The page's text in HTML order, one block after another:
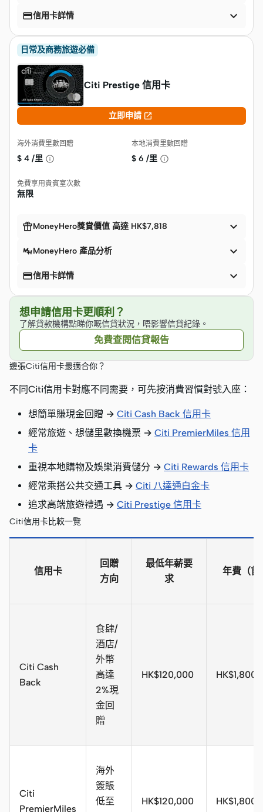
信用卡詳情 
日常及商務旅遊必備
Citi Prestige 信用卡
立即申請 
海外消費里數回贈
$ 4 /里
本地消費里數回贈
$ 6 /里
免費享用貴賓室次數
無限
MoneyHero獎賞價值 高達 HK$7,818 
MoneyHero 產品分析 
信用卡詳情 
想申請信用卡更順利？
了解貸款機構點睇你嘅信貸狀況，唔影響信貸紀錄。
免費查閱信貸報告
邊張Citi信用卡最適合你？
不同Citi信用卡對應不同需要，可先按消費習慣對號入座：
想簡單賺現金回贈 → Citi Cash Back 信用卡
經常旅遊、想儲里數換機票 → Citi PremierMiles 信用
卡
重視本地購物及娛樂消費儲分 → Citi Rewards 信用卡
經常乘搭公共交通工具 → Citi 八達通白金卡
追求高端旅遊禮遇 → Citi Prestige 信用卡
Citi信用卡比較一覽
信用卡
回贈
方向
最低年薪要
求
年費（首
Citi Cash
Back
食肆/
酒店/
外幣
高達
2%現
金回
贈
HK$120,000 HK$1,800
Citi
PremierMiles
海外
簽賬
低至
HK$120,000 HK$1,800